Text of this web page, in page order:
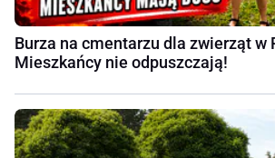
Burza na cmentarzu dla zwierząt w
Mieszkańcy nie odpuszczają!